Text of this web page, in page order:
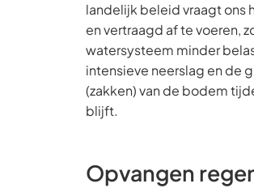
landelijk beleid vraagt ons
en vertraagd af te voeren,
watersysteem minder
intensieve neerslag en de
(zakken) van de bodem
blijft.
Opvangen